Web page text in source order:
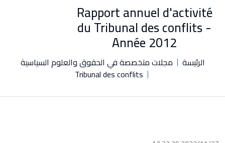
Rapport annuel d'activité
du Tribunal des conflits -
Année 2012
الرئيسة
مجلات متخصصة في الحقوق والعلوم السياسية
Tribunal des conflits